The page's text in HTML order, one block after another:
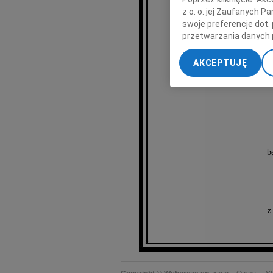
z
z o. o. jej Zaufanych
swoje preferencje dot.
przetwarzania danych
„Ustawienia
My, nasi Zaufani
dokładnych danych
Przechowywanie
AKCEPTUJĘ